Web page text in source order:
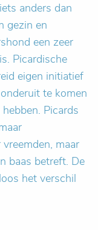
anders dan
gezin en
een zeer
Picardische
eigen initiatief
te komen
Picards
maar
baas betreft. De
het verschil